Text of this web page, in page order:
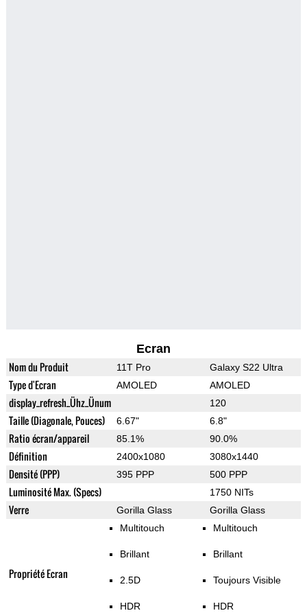
Ecran
Nom du Produit 11T Pro Galaxy S22 Ultra
Type d'Ecran AMOLED AMOLED
display_refresh_Ühz_Ünum 120
Taille (Diagonale, Pouces) 6.67" 6.8"
Ratio écran/appareil 85.1% 90.0%
Définition 2400x1080 3080x1440
Densité (PPP) 395 PPP 500 PPP
Luminosité Max. (Specs) 1750 NITs
Verre Gorilla Glass Gorilla Glass
Propriété Ecran
Multitouch
Brillant
2.5D
HDR
Multitouch
Brillant
Toujours Visible
HDR